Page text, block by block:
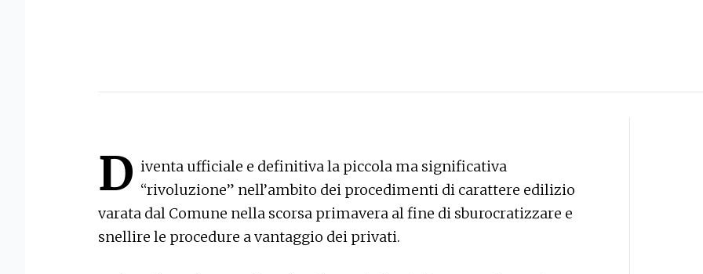
D iventa ufficiale e definitiva la piccola ma significativa
“rivoluzione” nell’ambito dei procedimenti di carattere edilizio
varata dal Comune nella scorsa primavera al fine di sburocratizzare e
snellire le procedure a vantaggio dei privati.